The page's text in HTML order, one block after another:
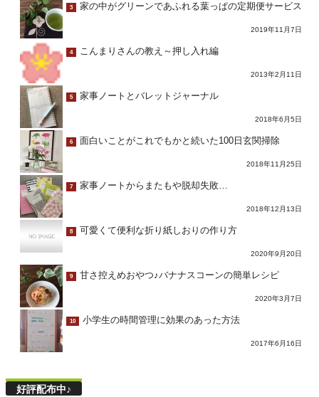
3 家の中がグリーンであふれる葉っぱの定期便サービス
2019年11月7日
4 こんまりさんの教え～押し入れ編
2013年2月11日
5 家事ノートとバレットジャーナル
2018年6月5日
6 面白いことがこれでもかと続いた100日玄関掃除
2018年11月25日
7 家事ノートからまたもや脱却失敗…
2018年12月13日
8 可愛くて便利な折り紙しおりの作り方
2020年9月20日
9 甘さ控えめおやつ♪バナナスコーンの簡単レシピ
2020年3月7日
10 小学生の時間管理に効果のあった方法
2017年6月16日
好評配布中♪